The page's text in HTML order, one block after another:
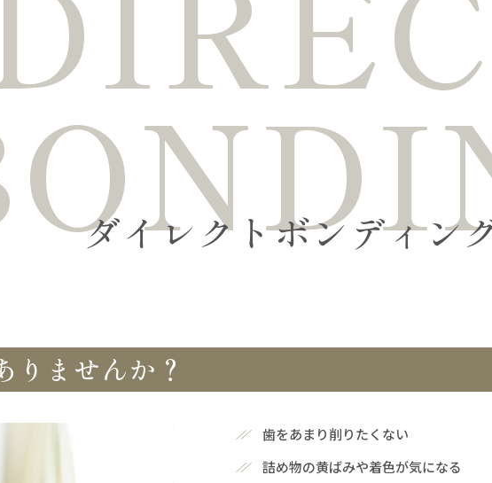
ダイレクトボンディン
りませんか？
歯をあまり削りたくない
詰め物の黄ばみや着色が気になる